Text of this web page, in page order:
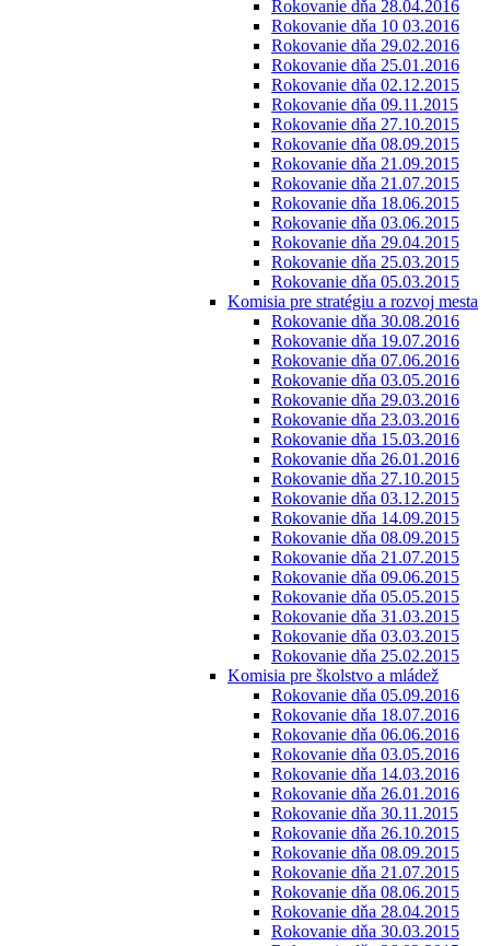
Rokovanie dňa 28.04.2016
Rokovanie dňa 10 03.2016
Rokovanie dňa 29.02.2016
Rokovanie dňa 25.01.2016
Rokovanie dňa 02.12.2015
Rokovanie dňa 09.11.2015
Rokovanie dňa 27.10.2015
Rokovanie dňa 08.09.2015
Rokovanie dňa 21.09.2015
Rokovanie dňa 21.07.2015
Rokovanie dňa 18.06.2015
Rokovanie dňa 03.06.2015
Rokovanie dňa 29.04.2015
Rokovanie dňa 25.03.2015
Rokovanie dňa 05.03.2015
Komisia pre stratégiu a rozvoj mesta
Rokovanie dňa 30.08.2016
Rokovanie dňa 19.07.2016
Rokovanie dňa 07.06.2016
Rokovanie dňa 03.05.2016
Rokovanie dňa 29.03.2016
Rokovanie dňa 23.03.2016
Rokovanie dňa 15.03.2016
Rokovanie dňa 26.01.2016
Rokovanie dňa 27.10.2015
Rokovanie dňa 03.12.2015
Rokovanie dňa 14.09.2015
Rokovanie dňa 08.09.2015
Rokovanie dňa 21.07.2015
Rokovanie dňa 09.06.2015
Rokovanie dňa 05.05.2015
Rokovanie dňa 31.03.2015
Rokovanie dňa 03.03.2015
Rokovanie dňa 25.02.2015
Komisia pre školstvo a mládež
Rokovanie dňa 05.09.2016
Rokovanie dňa 18.07.2016
Rokovanie dňa 06.06.2016
Rokovanie dňa 03.05.2016
Rokovanie dňa 14.03.2016
Rokovanie dňa 26.01.2016
Rokovanie dňa 30.11.2015
Rokovanie dňa 26.10.2015
Rokovanie dňa 08.09.2015
Rokovanie dňa 21.07.2015
Rokovanie dňa 08.06.2015
Rokovanie dňa 28.04.2015
Rokovanie dňa 30.03.2015